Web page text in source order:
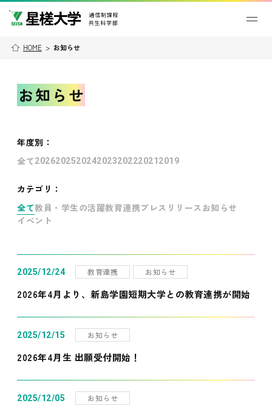
HOME > お知らせ
お知らせ
年度別 ：
全て202620252024202320222021 2019
カテゴリ：
全て教員・学生の活躍教育連携プレスリリース お知らせ
イベント
2025/12/24 教育連携 お知らせ
2026年4月より、新島学園短期大学との教育連携が開始
2025/12/15 お知らせ
2026年4月生 出願受付開始！
2025/12/05 お知らせ